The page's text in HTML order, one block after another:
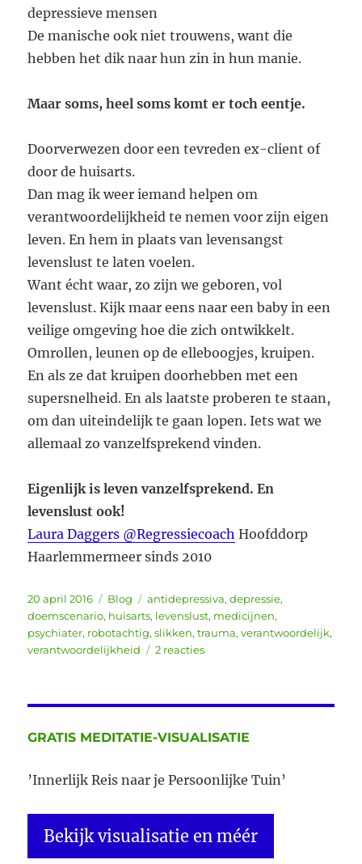
depressieve mensen
De manische ook niet trouwens, want die
hebben het dik naar hun zin in hun manie.
Maar soms, heel soms komt er toch eentje.
Doorverwezen door een tevreden ex-client of
door de huisarts.
Dan mag ik weer iemand helpen om
verantwoordelijkheid te nemen voor zijn eigen
leven. En hem in plaats van levensangst
levenslust te laten voelen.
Want écht waar, zo zijn we geboren, vol
levenslust. Kijk maar eens naar een baby in een
veilige omgeving hoe die zich ontwikkelt.
Omrollen, leunen op de elleboogjes, kruipen.
En als ze dat kruipen doorhebben met een
supersnelheid. En als laatste proberen te staan,
om dan uiteindelijk te gaan lopen. Iets wat we
allemaal zo vanzelfsprekend vinden.
Eigenlijk is leven vanzelfsprekend. En
levenslust ook!
Laura Daggers @Regressiecoach Hoofddorp
Haarlemmermeer sinds 2010
Geplaatst
op
20 april 2016 Categorieën
Blog Tags
antidepressiva,depressie,
doemscenario, huisarts, levenslust, medicijnen,
psychiater, robotachtig,slikken,trauma,verantwoordelijk,
verantwoordelijkheid
2 reactiesop
een
GRATIS MEDITATIE-VISUALISATIE
’Innerlijk Reis naar je Persoonlijke Tuin’
Bekijk visualisatie en méér